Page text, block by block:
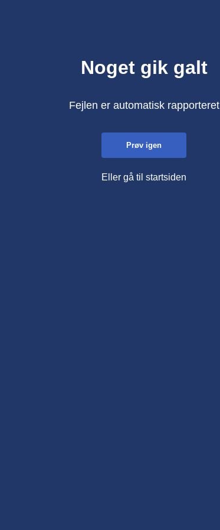
Noget gik galt
Fejlen er automatisk rapporteret
Prøv igen
Eller gå til startsiden